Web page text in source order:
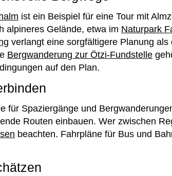
ist ein Beispiel für eine Tour mit
alpineres Gelände, etwa im Naturpark
verlangt eine sorgfältigere Planung als
Bergwanderung zur Ötzi-Fundstelle
auf den Plan.
für Spaziergänge und
Routen einbauen. Wer zwischen
beachten. Fahrpläne für Bus und